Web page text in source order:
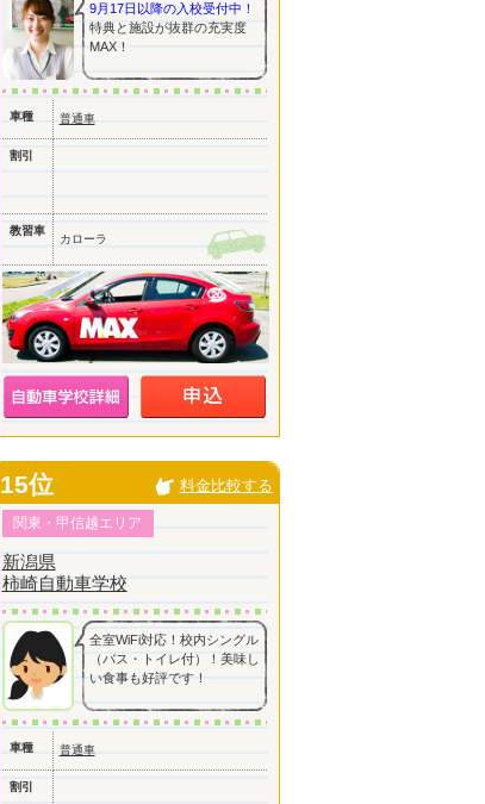
9月17日以降の入校受付中！
特典と施設が抜群の充実度
MAX！
車種 普通車
割引
教習車
カローラ
15位 料金比較する
関東・甲信越エリア
新潟県
柿崎自動車学校
全室WiFi対応！校内シングル
（バス・トイレ付）！美味し
い食事も好評です！
車種 普通車
割引